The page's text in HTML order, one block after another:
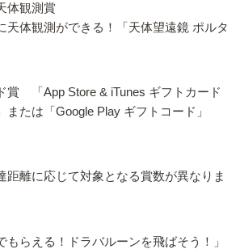
体観測賞
天体観測ができる！「天体望遠鏡 ポルタ
賞 「App Store & iTunes ギフトカード
または「Google Play ギフトコード」
離に応じて対象となる賞数が異なりま
らえる！ドラバルーンを飛ばそう！」